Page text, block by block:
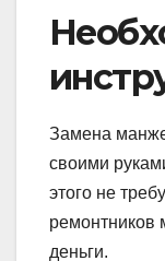
Замена
своими
этого не
ремонтников
деньги.